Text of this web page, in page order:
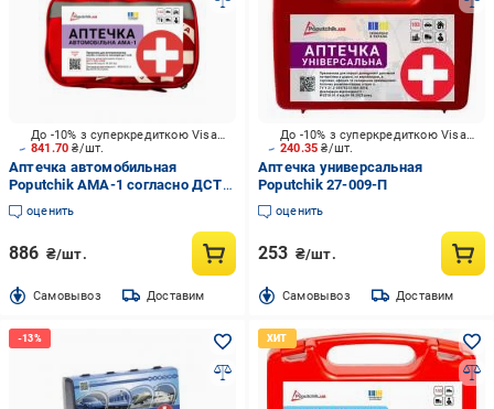
841.70₴/шт.
До -10% з суперкредиткою Visa Вигода
Аптечка автомобильная
Poputchik АМА-1 согласно ДСТУ
3961-2000 (27-076-М)
оценить
886 ₴/шт.
Cамовывоз Доставим
240.35₴/шт.
До -10% з суперкредиткою Visa Вигода
Аптечка универсальная
Poputchik 27-009-П
оценить
253 ₴/шт.
Cамовывоз Доставим